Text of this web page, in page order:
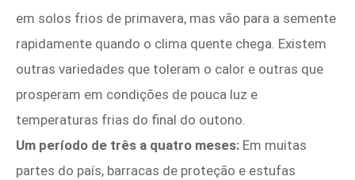
em solos frios de primavera, mas vão para a semente
rapidamente quando o clima quente chega. Existem
outras variedades que toleram o calor e outras que
prosperam em condições de pouca luz e
temperaturas frias do final do outono.
Um período de três a quatro meses: Em muitas
partes do país, barracas de proteção e estufas